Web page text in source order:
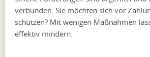
verbunden. Sie möchten sich vor
schützen? Mit wenigen Maßnahmen
effektiv mindern.